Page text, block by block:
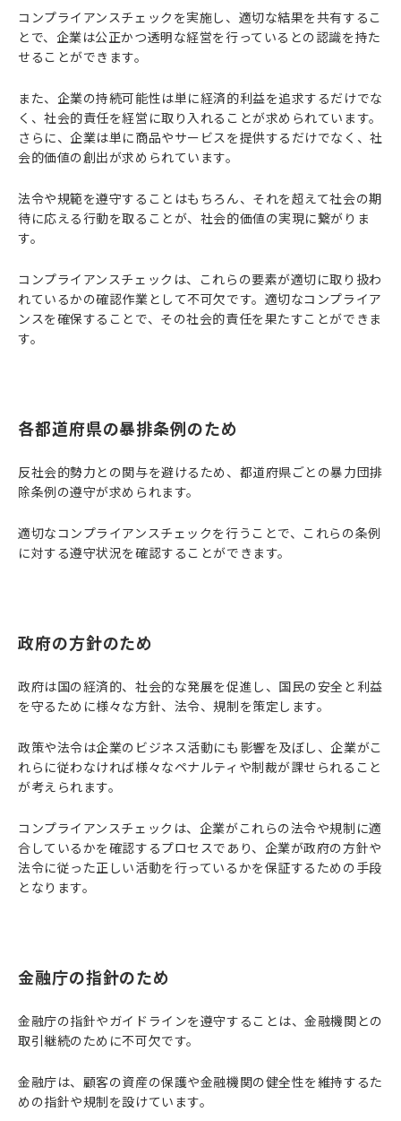
コンプライアンスチェックを実施し、適切な結果を共有するこ
とで、企業は公正かつ透明な経営を行っているとの認識を持た
せることができます。
また、企業の持続可能性は単に経済的利益を追求するだけでな
く、社会的責任を経営に取り入れることが求められています。
さらに、企業は単に商品やサービスを提供するだけでなく、社
会的価値の創出が求められています。
法令や規範を遵守することはもちろん、それを超えて社会の期
待に応える行動を取ることが、社会的価値の実現に繋がりま
す。
コンプライアンスチェックは、これらの要素が適切に取り扱わ
れているかの確認作業として不可欠です。適切なコンプライア
ンスを確保することで、その社会的責任を果たすことができま
す。
各都道府県の暴排条例のため
反社会的勢力との関与を避けるため、都道府県ごとの暴力団排
除条例の遵守が求められます。
適切なコンプライアンスチェックを行うことで、これらの条例
に対する遵守状況を確認することができます。
政府の方針のため
政府は国の経済的、社会的な発展を促進し、国民の安全と利益
を守るために様々な方針、法令、規制を策定します。
政策や法令は企業のビジネス活動にも影響を及ぼし、企業がこ
れらに従わなければ様々なペナルティや制裁が課せられること
が考えられます。
コンプライアンスチェックは、企業がこれらの法令や規制に適
合しているかを確認するプロセスであり、企業が政府の方針や
法令に従った正しい活動を行っているかを保証するための手段
となります。
金融庁の指針のため
金融庁の指針やガイドラインを遵守することは、金融機関との
取引継続のために不可欠です。
金融庁は、顧客の資産の保護や金融機関の健全性を維持するた
めの指針や規制を設けています。